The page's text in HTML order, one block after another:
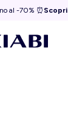
al -70% ⏰ Scopri